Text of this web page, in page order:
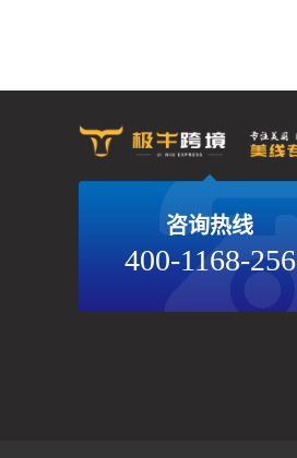
咨询热线
400-1168-256